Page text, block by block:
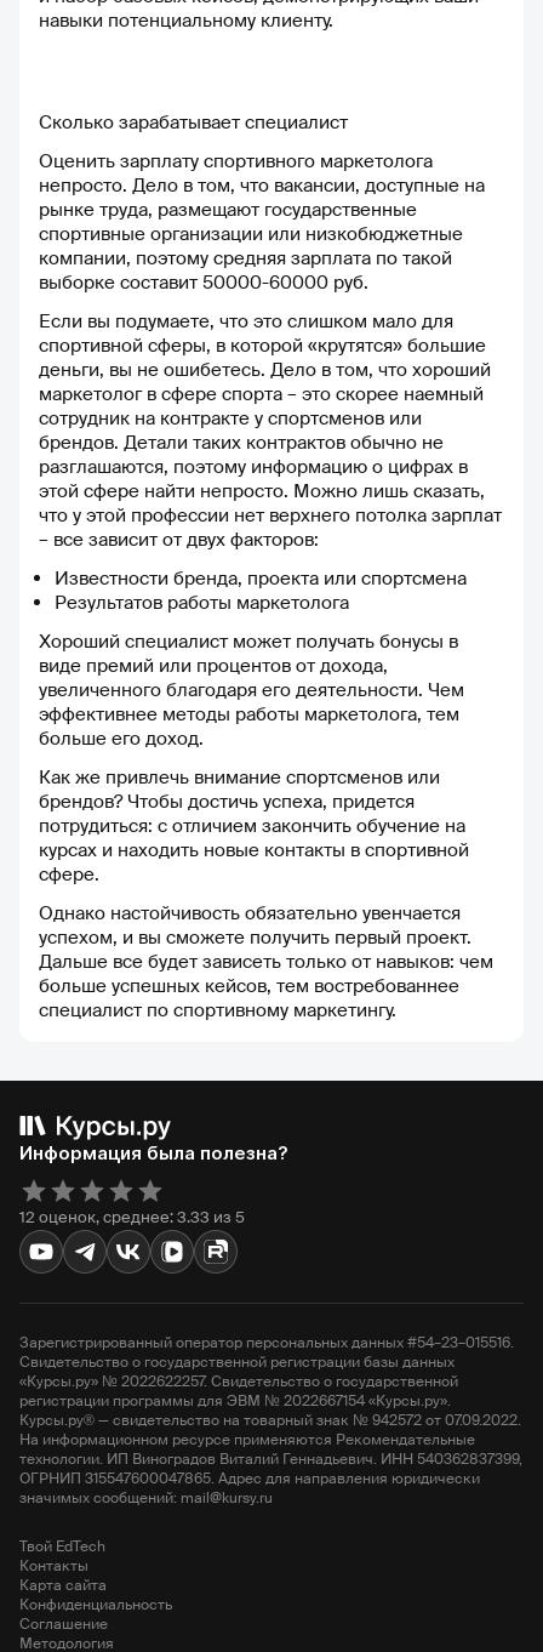
навыки потенциальному клиенту.
Сколько зарабатывает специалист
Оценить зарплату спортивного маркетолога
непросто. Дело в том, что вакансии, доступные на
рынке труда, размещают государственные
спортивные организации или низкобюджетные
компании, поэтому средняя зарплата по такой
выборке составит 50000-60000 руб.
Если вы подумаете, что это слишком мало для
спортивной сферы, в которой «крутятся» большие
деньги, вы не ошибетесь. Дело в том, что хороший
маркетолог в сфере спорта – это скорее наемный
сотрудник на контракте у спортсменов или
брендов. Детали таких контрактов обычно не
разглашаются, поэтому информацию о цифрах в
этой сфере найти непросто. Можно лишь сказать,
что у этой профессии нет верхнего потолка зарплат
– все зависит от двух факторов:
Известности бренда, проекта или спортсмена
Результатов работы маркетолога
Хороший специалист может получать бонусы в
виде премий или процентов от дохода,
увеличенного благодаря его деятельности. Чем
эффективнее методы работы маркетолога, тем
больше его доход.
Как же привлечь внимание спортсменов или
брендов? Чтобы достичь успеха, придется
потрудиться: с отличием закончить обучение на
курсах и находить новые контакты в спортивной
сфере.
Однако настойчивость обязательно увенчается
успехом, и вы сможете получить первый проект.
Дальше все будет зависеть только от навыков: чем
больше успешных кейсов, тем востребованнее
специалист по спортивному маркетингу.
Информация была полезна?
12 оценок, среднее: 3.33 из 5
Зарегистрированный оператор персональных данных #54–23–015516.
Свидетельство о государственной регистрации базы данных
«Курсы.ру» № 2022622257. Свидетельство о государственной
регистрации программы для ЭВМ № 2022667154 «Курсы.ру».
Курсы.ру® — свидетельство на товарный знак № 942572 от 07.09.2022.
На информационном ресурсе применяются Рекомендательные
технологии. ИП Виноградов Виталий Геннадьевич. ИНН 540362837399,
ОГРНИП 315547600047865. Адрес для направления юридически
значимых сообщений: mail@kursy.ru
Твой EdTech
Контакты
Карта сайта
Конфиденциальность
Соглашение
Методология